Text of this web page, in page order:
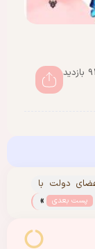
دولت با
پست بعدی »